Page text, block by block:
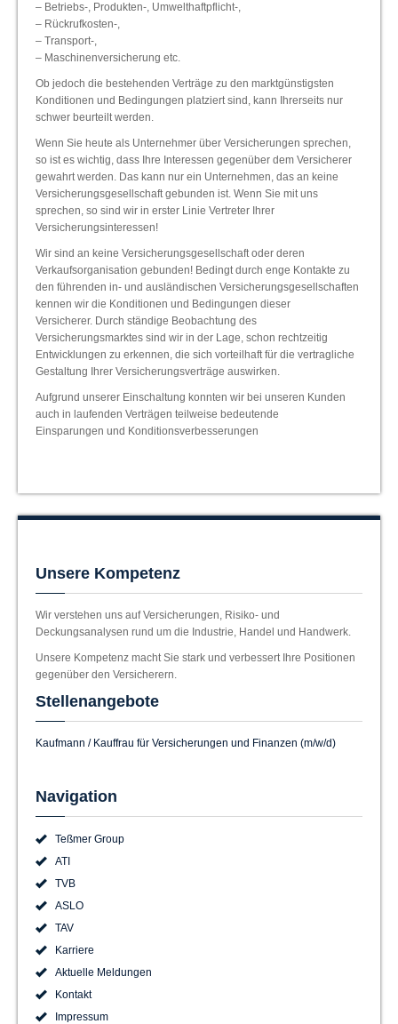
– Betriebs-, Produkten-, Umwelthaftpflicht-,
– Rückrufkosten-,
– Transport-,
– Maschinenversicherung etc.
Ob jedoch die bestehenden Verträge zu den marktgünstigsten
Konditionen und Bedingungen platziert sind, kann Ihrerseits nur
schwer beurteilt werden.
Wenn Sie heute als Unternehmer über Versicherungen sprechen,
so ist es wichtig, dass Ihre Interessen gegenüber dem Versicherer
gewahrt werden. Das kann nur ein Unternehmen, das an keine
Versicherungsgesellschaft gebunden ist. Wenn Sie mit uns
sprechen, so sind wir in erster Linie Vertreter Ihrer
Versicherungsinteressen!
Wir sind an keine Versicherungsgesellschaft oder deren
Verkaufsorganisation gebunden! Bedingt durch enge Kontakte zu
den führenden in- und ausländischen Versicherungsgesellschaften
kennen wir die Konditionen und Bedingungen dieser
Versicherer. Durch ständige Beobachtung des
Versicherungsmarktes sind wir in der Lage, schon rechtzeitig
Entwicklungen zu erkennen, die sich vorteilhaft für die vertragliche
Gestaltung Ihrer Versicherungsverträge auswirken.
Aufgrund unserer Einschaltung konnten wir bei unseren Kunden
auch in laufenden Verträgen teilweise bedeutende
Einsparungen und Konditionsverbesserungen
Unsere Kompetenz
Wir verstehen uns auf Versicherungen, Risiko- und
Deckungsanalysen rund um die Industrie, Handel und Handwerk.
Unsere Kompetenz macht Sie stark und verbessert Ihre Positionen
gegenüber den Versicherern.
Stellenangebote
Kaufmann / Kauffrau für Versicherungen und Finanzen (m/w/d)
Navigation
Teßmer Group
ATI
TVB
ASLO
TAV
Karriere
Aktuelle Meldungen
Kontakt
Impressum